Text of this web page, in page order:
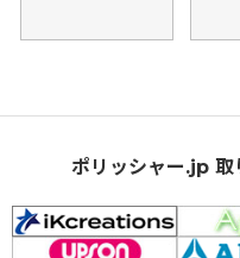
ポリッシャー.jp 取